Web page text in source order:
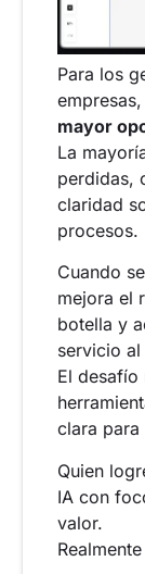
Para los
mayor
La
perdidas,
claridad
procesos.
Cuando
mejora el
botella y
servicio
El desafío
clara para
Quien
IA con
valor.